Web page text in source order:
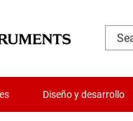
Diseño y desarrollo